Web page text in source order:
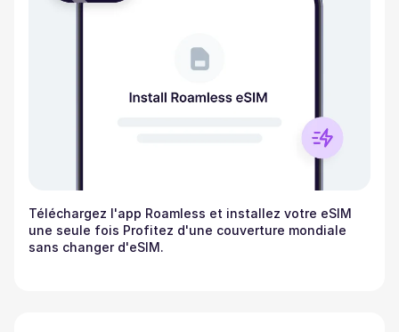
Téléchargez l'app Roamless et installez votre eSIM
une seule fois Profitez d'une couverture mondiale
sans changer d'eSIM.